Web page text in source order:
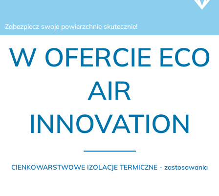
Zabezpiecz swoje powierzchnie skutecznie!
W OFERCIE ECO
AIR
INNOVATION
CIENKOWARSTWOWE IZOLACJE TERMICZNE - zastosowania